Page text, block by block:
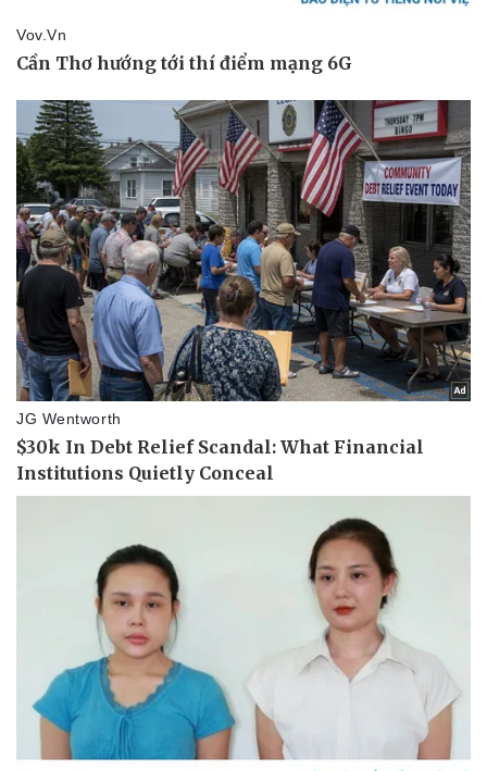
Văn hóa
Sân khấu - Điện ảnh
Văn học
Âm nhạc
Di sản
Giải trí
Nghệ sĩ
Thời trang
Sao Việt